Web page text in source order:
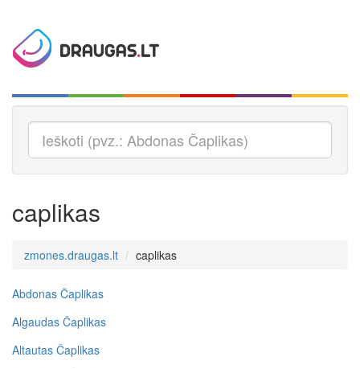
caplikas
zmones.draugas.lt caplikas
Abdonas Čaplikas
Algaudas Čaplikas
Altautas Čaplikas